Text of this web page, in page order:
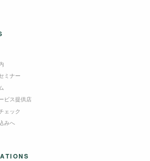
ミナー
ビス提供店
ェック
みへ